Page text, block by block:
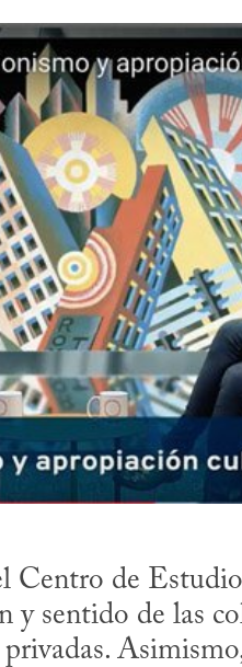
Centro de
sentido de las